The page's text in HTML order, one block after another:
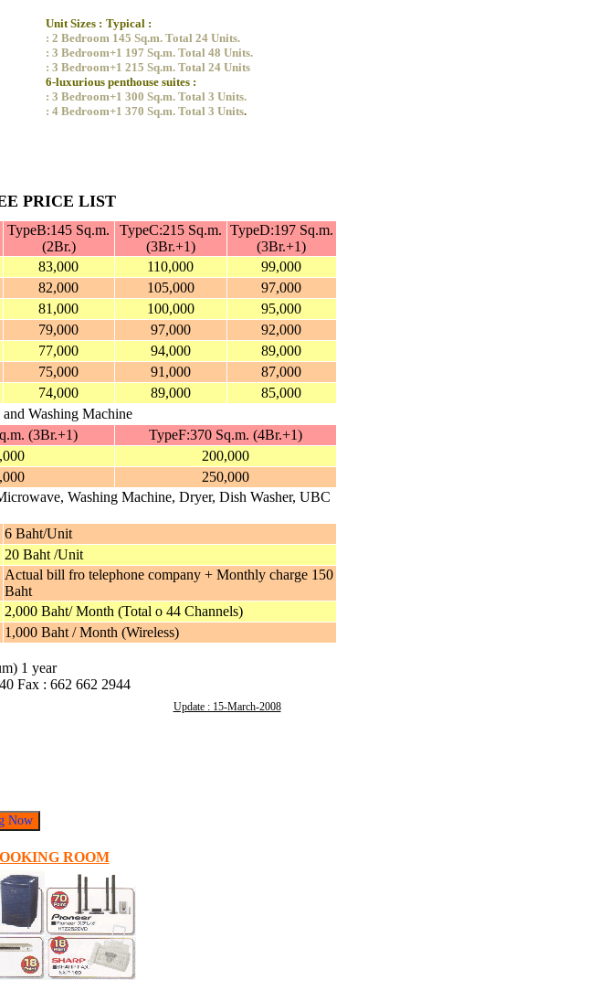
Unit Sizes : Typical :
: 2 Bedroom 145 Sq.m. Total 24 Units.
: 3 Bedroom+1 197 Sq.m. Total 48 Units.
: 3 Bedroom+1 215 Sq.m. Total 24 Units
6-luxurious penthouse suites :
: 3 Bedroom+1 300 Sq.m. Total 3 Units.
: 4 Bedroom+1 370 Sq.m. Total 3 Units.
PRICE LIST
TypeB:145 Sq.m.
(2Br.)
TypeC:215 Sq.m.
(3Br.+1)
TypeD:197 Sq.m.
(3Br.+1)
83,000 110,000
99,000
82,000 105,000
97,000
81,000 100,000
95,000
79,000 97,000
92,000
77,000 94,000
89,000
75,000 91,000
87,000
74,000 89,000
85,000
Washing Machine
(3Br.+1)
TypeF:370 Sq.m. (4Br.+1)
200,000
250,000
Washing Machine, Dryer, Dish Washer, UBC
6 Baht/Unit
20 Baht /Unit
Actual bill fro telephone company + Monthly charge 150
Baht
2,000 Baht/ Month (Total o 44 Channels)
1,000 Baht / Month (Wireless)
1 year
Fax : 662 662 2944
Update : 15-March-2008
ROOM